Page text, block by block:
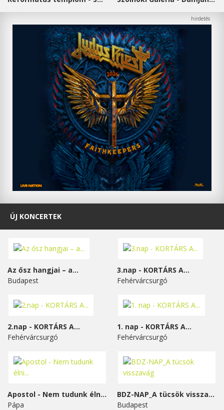
ÚJ KONCERTEK
Az ősz hangjai – a...
Budapest
3.nap - KORTÁRS A...
Fehérvárcsurgó
2.nap - KORTÁRS A...
Fehérvárcsurgó
1. nap - KORTÁRS A...
Fehérvárcsurgó
Apostol - Nem tudunk élni...
Pápa
BDZ-NAP_A tücsök visszavág
Budapest